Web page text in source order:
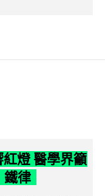
燈 醫學界籲
律